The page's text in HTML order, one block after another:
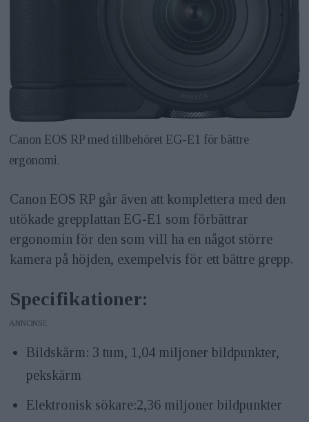
Canon EOS RP med tillbehöret EG-E1 för bättre
ergonomi.
Canon EOS RP går även att komplettera med den
utökade grepplattan EG-E1 som förbättrar
ergonomin för den som vill ha en något större
kamera på höjden, exempelvis för ett bättre grepp.
Specifikationer:
ANNONS
Bildskärm: 3 tum, 1,04 miljoner bildpunkter,
pekskärm
Elektronisk sökare:2,36 miljoner bildpunkter